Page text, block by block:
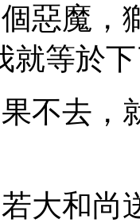
惡魔，
就等於
去，
和尚